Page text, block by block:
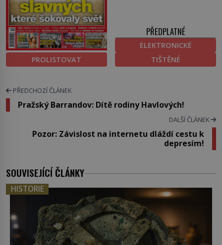
PROLISTOVAT
PŘEDPLATNÉ
ELEKTRONICKÉ
TIŠTĚNÉ
PŘEDCHOZÍ ČLÁNEK
Pražský Barrandov: Dítě rodiny Havlových!
DALŠÍ ČLÁNEK
Pozor: Závislost na internetu dláždí cestu k
depresím!
SOUVISEJÍCÍ ČLÁNKY
HISTORIE